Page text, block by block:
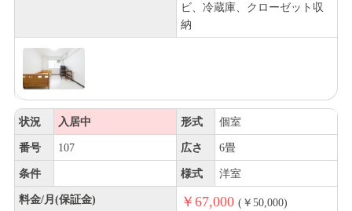
ビ、冷蔵庫、クローゼット収
納
状況 入居中 形式 個室
番号 107 広さ 6畳
条件 様式 洋室
料金/月(保証金) ￥67,000 (￥50,000)